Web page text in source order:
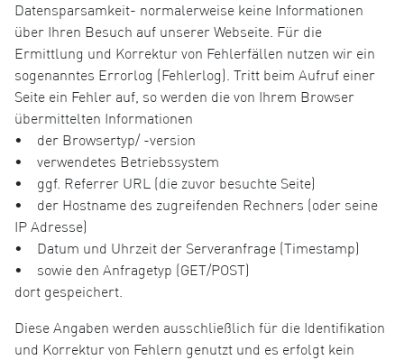
Datensparsamkeit- normalerweise keine Informationen
über Ihren Besuch auf unserer Webseite. Für die
Ermittlung und Korrektur von Fehlerfällen nutzen wir ein
sogenanntes Errorlog (Fehlerlog). Tritt beim Aufruf einer
Seite ein Fehler auf, so werden die von Ihrem Browser
übermittelten Informationen
• der Browsertyp/ -version
• verwendetes Betriebssystem
• ggf. Referrer URL (die zuvor besuchte Seite)
• der Hostname des zugreifenden Rechners (oder seine
IP Adresse)
• Datum und Uhrzeit der Serveranfrage (Timestamp)
• sowie den Anfragetyp (GET/POST)
dort gespeichert.
Diese Angaben werden ausschließlich für die Identifikation
und Korrektur von Fehlern genutzt und es erfolgt kein